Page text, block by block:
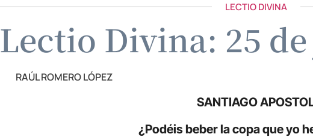
LECTIO DIVINA
Lectio Divina: 25
RAÚL ROMERO LÓPEZ
SANTIAGO
¿Podéis beber la copa que yo